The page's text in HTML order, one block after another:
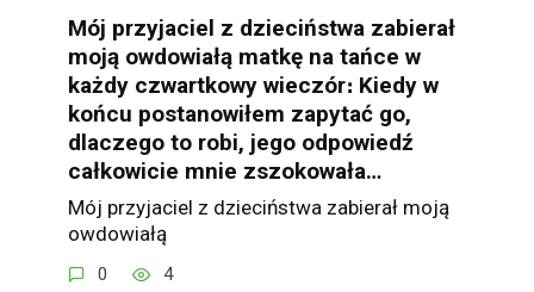
Mój przyjaciel z dzieciństwa zabierał
moją owdowiałą matkę na tańce w
każdy czwartkowy wieczór։ Kiedy w
końcu postanowiłem zapytać go,
dlaczego to robi, jego odpowiedź
całkowicie mnie zszokowała…
Mój przyjaciel z dzieciństwa zabierał moją
owdowiałą
0 4